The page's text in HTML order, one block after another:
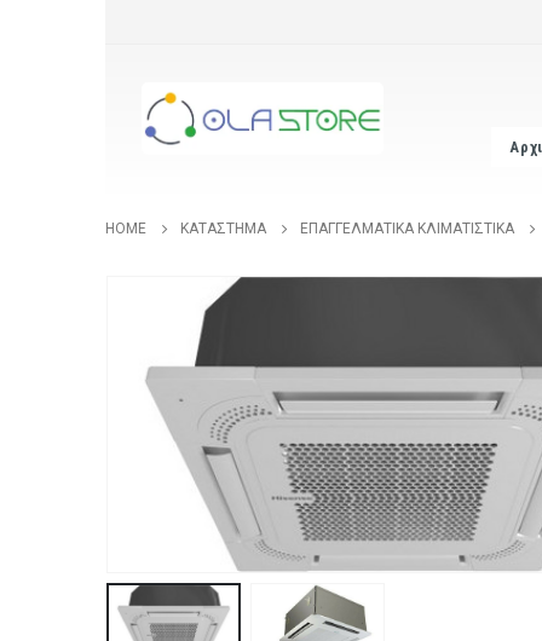
HOME ΚΑΤΆΣΤΗΜΑ ΕΠΑΓΓΕΛΜΑΤΙΚΆ ΚΛΙΜΑΤΙΣΤΙΚΆ